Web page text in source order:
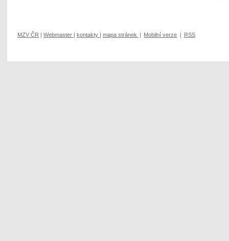
MZV ČR | Webmaster | kontakty | mapa stránek | Mobilní verze | RSS